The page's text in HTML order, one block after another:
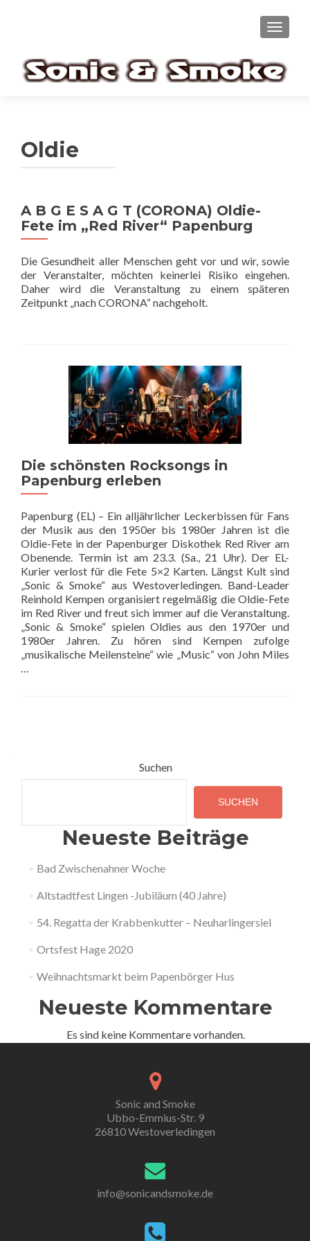
Oldie
A B G E S A G T (CORONA) Oldie-
Fete im „Red River“ Papenburg
Die Gesundheit aller Menschen geht vor und wir, sowie
der Veranstalter, möchten keinerlei Risiko eingehen.
Daher wird die Veranstaltung zu einem späteren
Zeitpunkt „nach CORONA“ nachgeholt.
Die schönsten Rocksongs in
Papenburg erleben
Papenburg (EL) – Ein alljährlicher Leckerbissen für Fans
der Musik aus den 1950er bis 1980er Jahren ist die
Oldie-Fete in der Papenburger Diskothek Red River am
Obenende. Termin ist am 23.3. (Sa., 21 Uhr). Der EL-
Kurier verlost für die Fete 5×2 Karten. Längst Kult sind
„Sonic & Smoke“ aus Westoverledingen. Band-Leader
Reinhold Kempen organisiert regelmäßig die Oldie-Fete
im Red River und freut sich immer auf die Veranstaltung.
„Sonic & Smoke“ spielen Oldies aus den 1970er und
1980er Jahren. Zu hören sind Kempen zufolge
„musikalische Meilensteine“ wie „Music“ von John Miles
…
Suchen
SUCHEN
Neueste Beiträge
Bad Zwischenahner Woche
Altstadtfest Lingen -Jubiläum (40 Jahre)
54. Regatta der Krabbenkutter – Neuharlingersiel
Ortsfest Hage 2020
Weihnachtsmarkt beim Papenbörger Hus
Neueste Kommentare
Es sind keine Kommentare vorhanden.
Sonic and Smoke
Ubbo-Emmius-Str. 9
26810 Westoverledingen
info@sonicandsmoke.de